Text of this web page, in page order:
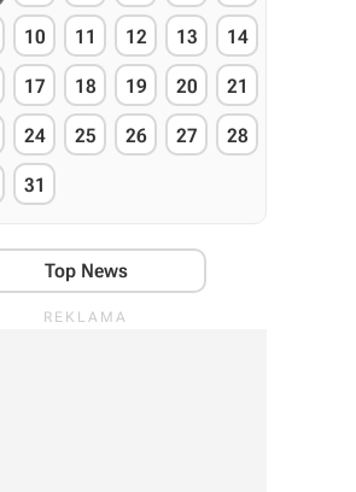
10 11 12 13 14
17 18 19 20 21
24 25 26 27 28
31
Top News